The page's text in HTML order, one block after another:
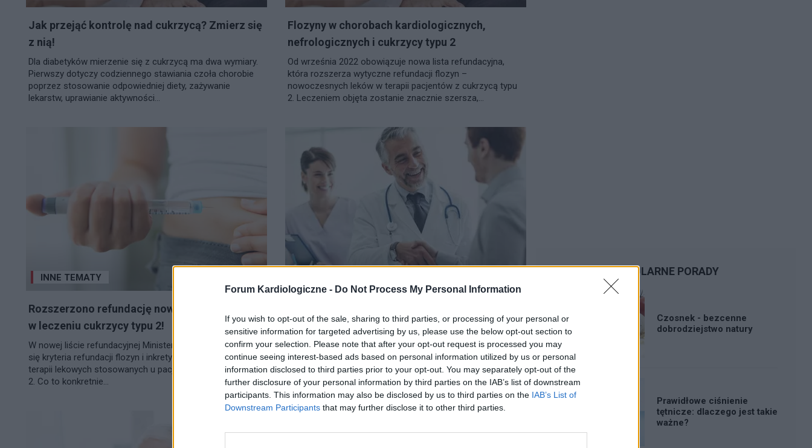
Forum Kardiologiczne - Do Not Process My Personal Information
If you wish to opt-out of the sale, sharing to third parties, or processing of your personal or
sensitive information for targeted advertising by us, please use the below opt-out section to
confirm your selection. Please note that after your opt-out request is processed you may
continue seeing interest-based ads based on personal information utilized by us or personal
information disclosed to third parties prior to your opt-out. You may separately opt-out of the
further disclosure of your personal information by third parties on the IAB’s list of downstream
participants. This information may also be disclosed by us to third parties on the IAB’s List of
Downstream Participants that may further disclose it to other third parties.
Jak przejąć kontrolę nad cukrzycą? Zmierz się
z nią!
Dla diabetyków mierzenie się z cukrzycą ma dwa wymiary.
Pierwszy dotyczy codziennego stawiania czoła chorobie
poprzez stosowanie odpowiedniej diety, zażywanie
lekarstw, uprawianie aktywności...
Flozyny w chorobach kardiologicznych,
nefrologicznych i cukrzycy typu 2
Od września 2022 obowiązuje nowa lista refundacyjna,
która rozszerza wytyczne refundacji flozyn –
nowoczesnych leków w terapii pacjentów z cukrzycą typu
2. Leczeniem objęta zostanie znacznie szersza,...
INNE TEMATY
Rozszerzono refundację nowoczesnych leków
w leczeniu cukrzycy typu 2!
W nowej liście refundacyjnej Ministerstwa Zdrowia zmieniły
się kryteria refundacji flozyn i inkretyn – nowoczesnych
terapii lekowych stosowanych u pacjentów z cukrzycą typu
2. Co to konkretnie...
pacjentów!
Interna to w dzisiejszym rozumieniu inaczej: kardio-nefro-
diabeto-logia rodzinna. U pacjenta z cukrzycą musimy
zwracać uwagę na parametry nerkowe i kardiologiczne. U
chorych z niewydolnością serca -...
POPULARNE PORADY
Czosnek - bezcenne
dobrodziejstwo natury
Prawidłowe ciśnienie
tętnicze: dlaczego jest takie
ważne?